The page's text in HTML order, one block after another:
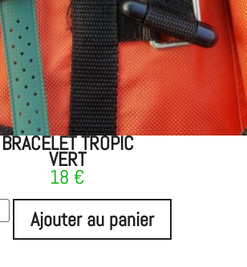
BRACELET TROPIC
VERT
18 €
Ajouter au panier